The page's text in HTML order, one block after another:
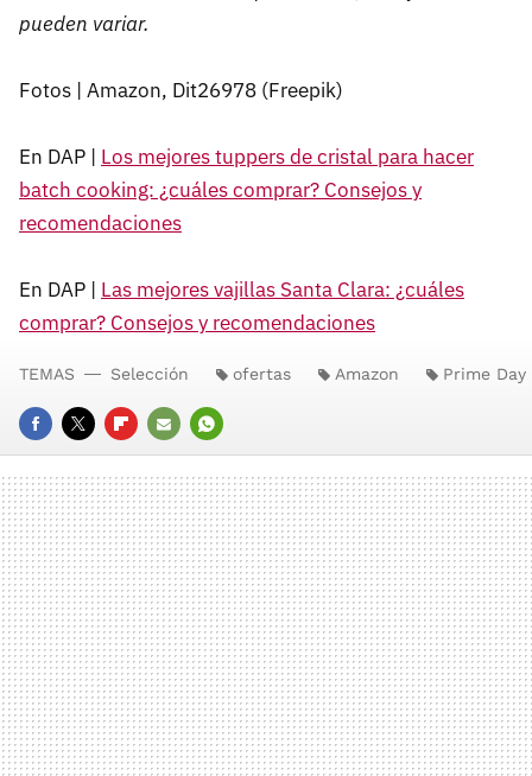
pueden variar.
Fotos | Amazon, Dit26978 (Freepik)
En DAP | Los mejores tuppers de cristal para hacer
batch cooking: ¿cuáles comprar? Consejos y
recomendaciones
En DAP | Las mejores vajillas Santa Clara: ¿cuáles
comprar? Consejos y recomendaciones
FACEBOOK
TWITTERFLIPBOARD
E-
MAIL
WHATSAPP
TEMAS Selección ofertas Amazon Prime